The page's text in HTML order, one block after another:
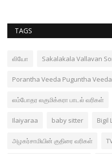
TAGS
லியோ Sakalakala Vallavan
Porantha Veeda Puguntha
லம்போதர லகுமிக்கரா பாடல் வரிகள்
Ilaiyaraa baby sitter Bigil
அழகர்சாமியின் குதிரை வரிகள்